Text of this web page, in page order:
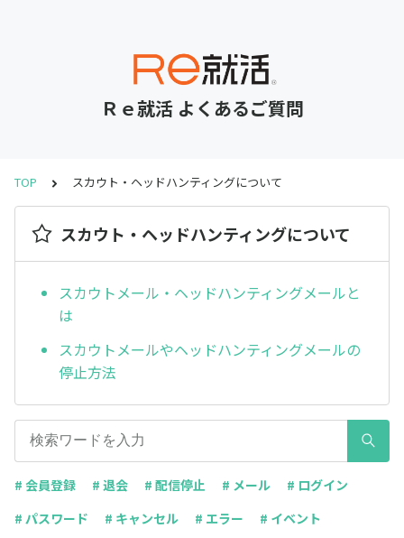
Ｒｅ就活 よくあるご質問
TOP スカウト・ヘッドハンティングについて
スカウト・ヘッドハンティングについて
スカウトメール・ヘッドハンティングメールと
は
スカウトメールやヘッドハンティングメールの
停止方法
# 会員登録 # 退会 # 配信停止 # メール
# ログイン
# パスワード
# キャンセル # エラー
# イベント